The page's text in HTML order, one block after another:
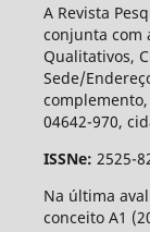
A Revista
conjunta com
Qualitativos,
Sede/
complemento,
04642-970,
ISSNe: 2525-
Na última
conceito A1